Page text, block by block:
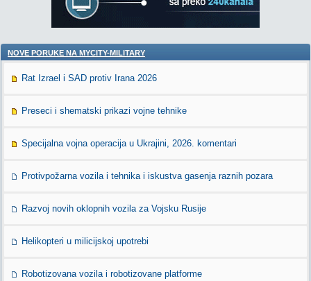
NOVE PORUKE NA MYCITY-MILITARY
Rat Izrael i SAD protiv Irana 2026
Preseci i shematski prikazi vojne tehnike
Specijalna vojna operacija u Ukrajini, 2026. komentari
Protivpožarna vozila i tehnika i iskustva gasenja raznih pozara
Razvoj novih oklopnih vozila za Vojsku Rusije
Helikopteri u milicijskoj upotrebi
Robotizovana vozila i robotizovane platforme